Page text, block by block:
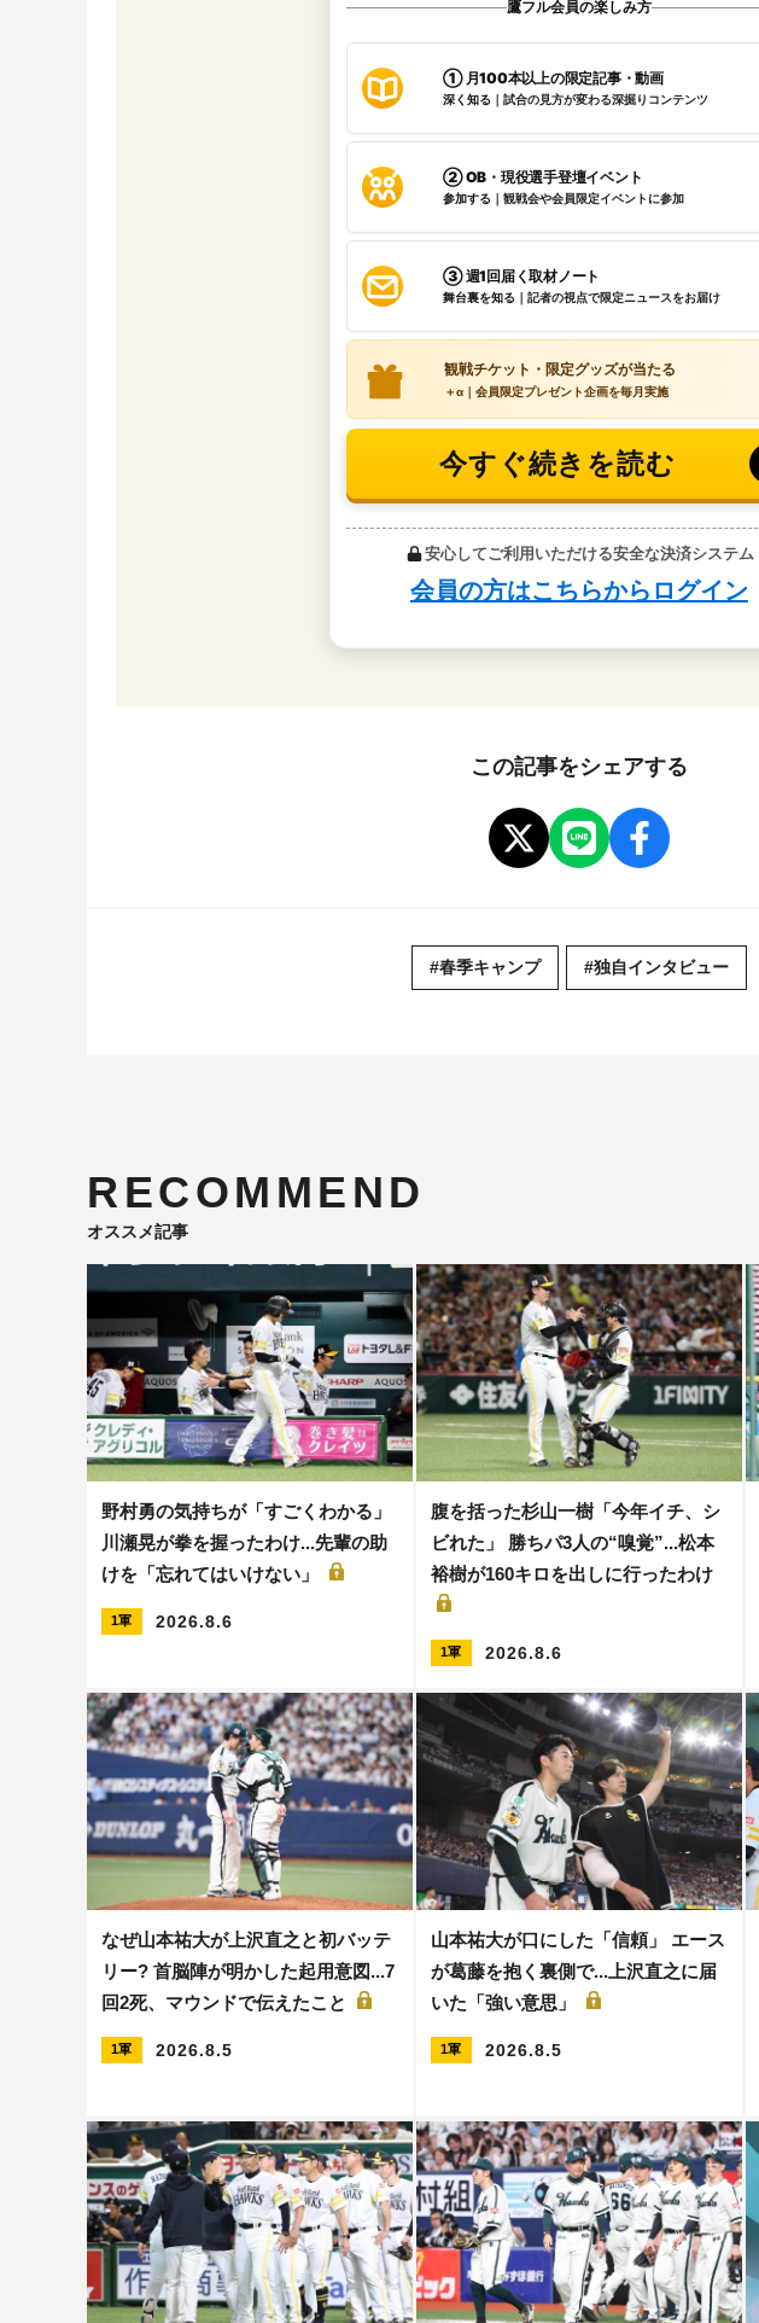
この記事をシェアする
#春季キャンプ #独自インタビュー
RECOMMEND
オススメ記事
野村勇の気持ちが「すごくわかる」
川瀬晃が拳を握ったわけ...先輩の助
けを「忘れてはいけない」
1軍 2026.8.6
腹を括った杉山一樹「今年イチ、シ
ビれた」 勝ちパ3人の“嗅覚”...松本
裕樹が160キロを出しに行ったわけ
1軍 2026.8.6
なぜ山本祐大が上沢直之と初バッテ
リー? 首脳陣が明かした起用意図...7
回2死、マウンドで伝えたこと
1軍 2026.8.5
山本祐大が口にした「信頼」 エース
が葛藤を抱く裏側で...上沢直之に届
いた「強い意思」
1軍 2026.8.5